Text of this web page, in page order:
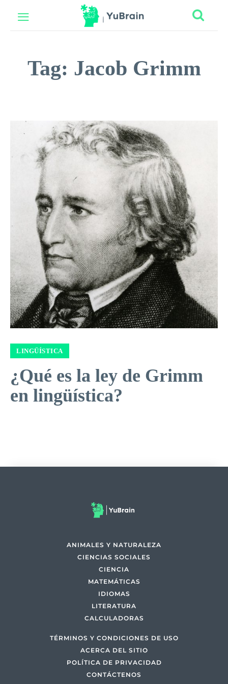
Tag: Jacob Grimm
LINGÜÍSTICA
¿Qué es la ley de Grimm
en lingüística?
ANIMALES Y NATURALEZA
CIENCIAS SOCIALES
CIENCIA
MATEMÁTICAS
IDIOMAS
LITERATURA
CALCULADORAS
TÉRMINOS Y CONDICIONES DE USO
ACERCA DEL SITIO
POLÍTICA DE PRIVACIDAD
CONTÁCTENOS